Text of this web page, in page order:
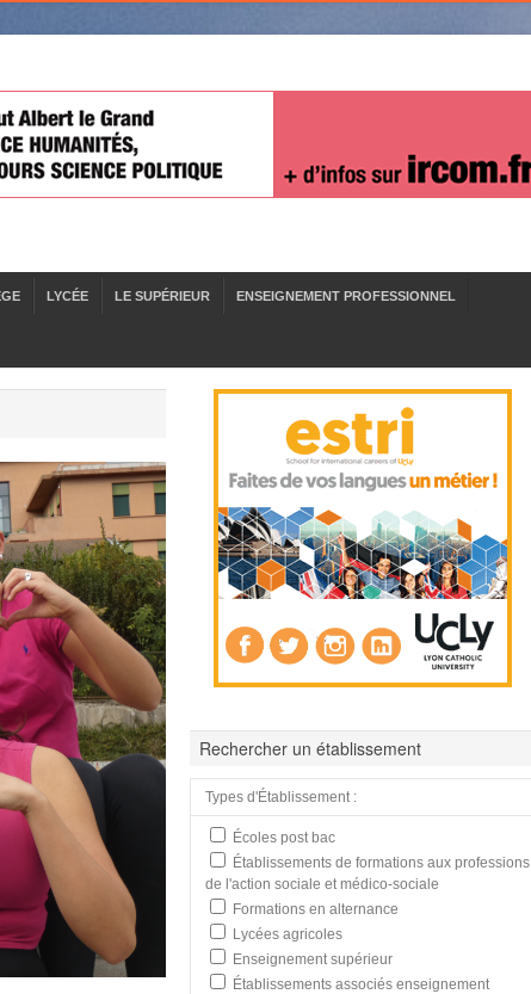
LYCÉE LE SUPÉRIEUR ENSEIGNEMENT PROFESSIONNEL
Rechercher un établissement
Types d'Établissement :
Écoles post bac
Établissements de formations aux professions
de l'action sociale et médico-sociale
Formations en alternance
Lycées agricoles
Enseignement supérieur
Établissements associés enseignement